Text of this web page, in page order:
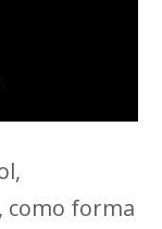
como forma